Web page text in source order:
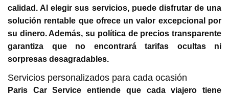
calidad. Al elegir sus servicios, puede disfrutar de una
solución rentable que ofrece un valor excepcional por
su dinero. Además, su política de precios transparente
garantiza que no encontrará tarifas ocultas ni
sorpresas desagradables.
Servicios personalizados para cada ocasión
Paris Car Service entiende que cada viajero tiene